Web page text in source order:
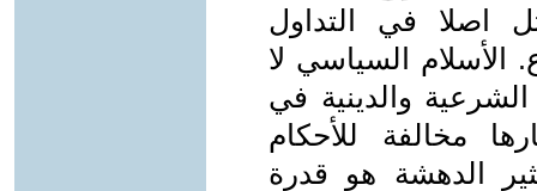
اصلا في التداول
الأسلام السياسي لا
والدينية في
مخالفة للأحكام
الدهشة هو قدرة